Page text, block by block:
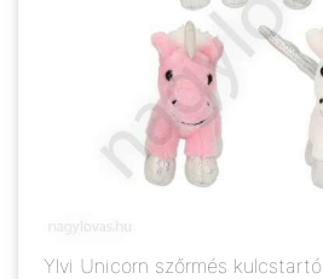
Ylvi Unicorn szőrmés kulcstartó